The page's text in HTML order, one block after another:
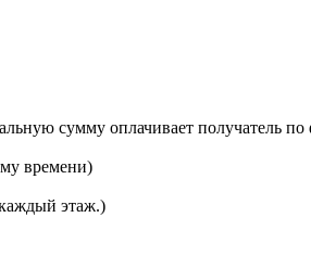
сумму оплачивает получатель
времени)
этаж.)